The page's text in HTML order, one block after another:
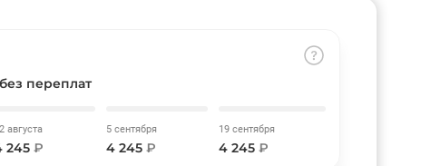
без переплат
августа
245₽
5 сентября
4 245 ₽
19 сентября
4 245 ₽